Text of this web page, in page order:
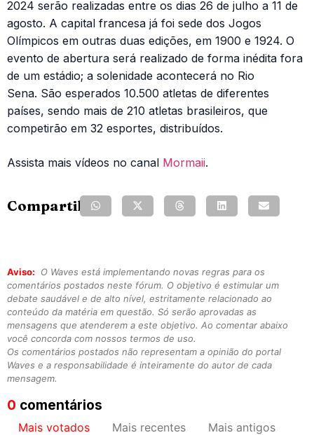
2024 serão realizadas entre os dias 26 de julho a 11 de
agosto. A capital francesa já foi sede dos Jogos
Olímpicos em outras duas edições, em 1900 e 1924. O
evento de abertura será realizado de forma inédita fora
de um estádio; a solenidade acontecerá no Rio
Sena. São esperados 10.500 atletas de diferentes
países, sendo mais de 210 atletas brasileiros, que
competirão em 32 esportes, distribuídos.
Assista mais vídeos no canal Mormaii.
Compartilhe:
Aviso:
O Waves está implementando novas regras para os
comentários postados neste fórum. O objetivo é estimular um
debate saudável e de alto nível, estritamente relacionado ao
conteúdo da matéria em questão. Só serão aprovadas as
mensagens que atenderem a este objetivo. Ao comentar abaixo
você concorda com nossos termos de uso.
Os comentários postados não representam a opinião do portal
Waves e a responsabilidade é inteiramente do autor de cada
mensagem.
0 comentários
Mais votados Mais recentes Mais antigos